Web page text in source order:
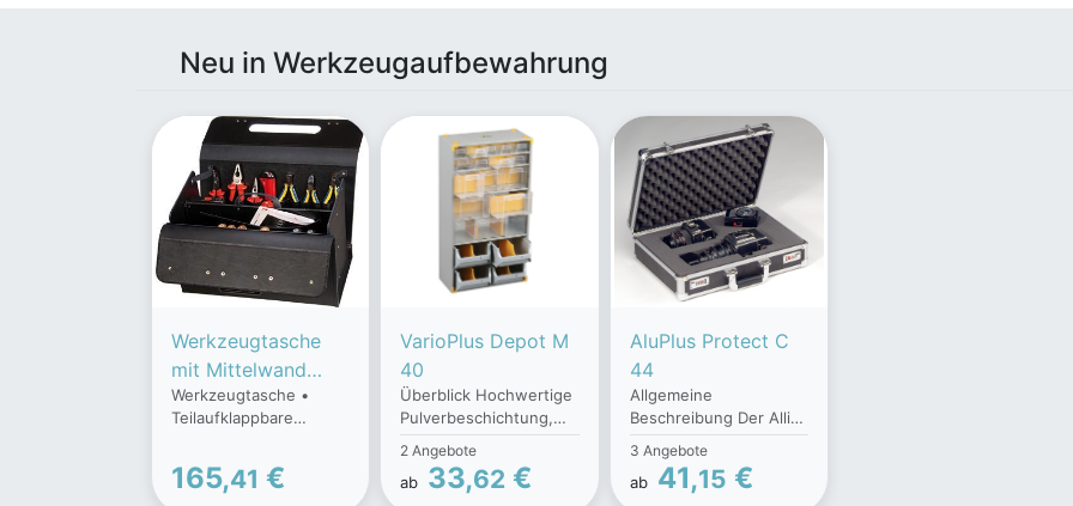
Neu in Werkzeugaufbewahrung
Werkzeugtasche
mit Mittelwand
FORTIS
Werkzeugtasche •
Teilaufklappbare
Einsteckfächern •
Rückwand mit 9
165,41 €
VarioPlus Depot M
40
Überblick Hochwertige
Pulverbeschichtung,
keine scharfen Kanten
19 stabile Schubkästen
in drei verschiedenen
2 Angebote
ab 33,62 €
AluPlus Protect C
44
Allgemeine
Beschreibung Der Allit
AluPlus Protect C 44
425810 Universal
Werkzeugkoffer ist
3 Angebote
ab 41,15 €